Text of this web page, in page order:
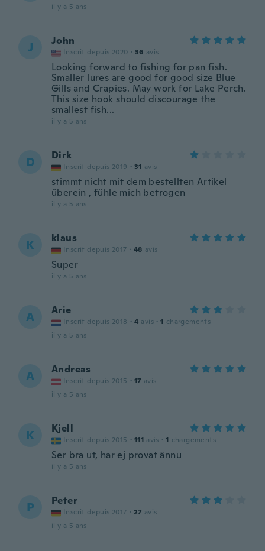
il y a 5 ans
J John
Inscrit depuis 2020 · 36 avis
Looking forward to fishing for pan fish.
Smaller lures are good for good size Blue
Gills and Crapies. May work for Lake Perch.
This size hook should discourage the
smallest fish...
il y a 5 ans
D Dirk
Inscrit depuis 2019 · 31 avis
stimmt nicht mit dem bestellten Artikel
überein , fühle mich betrogen
il y a 5 ans
K klaus
Inscrit depuis 2017 · 48 avis
Super
il y a 5 ans
A Arie
Inscrit depuis 2018 · 4 avis · 1 chargements
il y a 5 ans
A Andreas
Inscrit depuis 2015 · 17 avis
il y a 5 ans
K Kjell
Inscrit depuis 2015 · 111 avis · 1 chargements
Ser bra ut, har ej provat ännu
il y a 5 ans
P Peter
Inscrit depuis 2017 · 27 avis
il y a 5 ans